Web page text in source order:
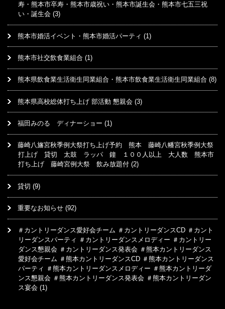
寿・熊本市卒寿・熊本市歳祝い・熊本市誕生会・熊本市七五三祝
い・誕生会 (3)
熊本市婚活イベント・熊本市婚活パーティ (1)
熊本市社交飲食業組合 (1)
熊本県飲食業生活衛生同業組合・熊本市飲食業生活衛生同業組合 (8)
熊本県高校総体打ち上げ 部活動 懇親会 (3)
福田みのる ディナーショー (1)
藤崎八旛宮秋季例大祭打ち上げ予約 熊本 藤崎八幡宮秋季例大祭
打上げ 貸切 太鼓 ラッパ 鐘 １００人以上 大人数 熊本市
打ち上げ 藤崎宮例大祭 飲み放題付 (2)
貸切 (9)
重要なお知らせ (92)
＃カントリーダンス愛好会チーム ＃カントリーダンスCD ＃カント
リーダンスパーティ ＃カントリーダンスメロディー ＃カントリー
ダンス懇親会 ＃カントリーダンス発表会 ＃熊本カントリーダンス
愛好会チーム ＃熊本カントリーダンスCD ＃熊本カントリーダンス
パーティ ＃熊本カントリーダンスメロディー ＃熊本カントリーダ
ンス懇親会 ＃熊本カントリーダンス発表会 ＃熊本カントリーダン
ス宴会 (1)